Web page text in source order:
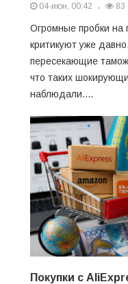
04-июн, 00:42 83
Огромные пробки на
критикуют уже
пересекающие
что таких
наблюдали....
Покупки с